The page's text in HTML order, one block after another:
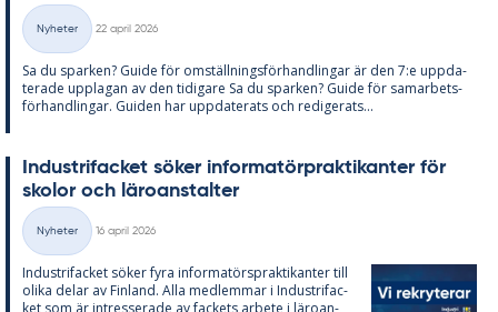
Kategorier
Nyheter
22 april 2026
Sa du spar­ken? Guide för om­ställ­nings­för­hand­ling­ar är den 7:e upp­da­
te­ra­de upp­la­gan av den ti­di­ga­re Sa du spar­ken? Guide för sam­ar­bets­
för­hand­ling­ar. Gui­den har upp­da­te­ra­ts och re­di­ge­ra­ts...
In­du­stri­fac­ket sö­ker in­for­ma­törprak­ti­kan­ter för
sko­lor och läro­an­stal­ter
Kategorier
Nyheter
16 april 2026
In­du­stri­fac­ket sö­ker fyra in­for­ma­tör­sprak­ti­kan­ter till
oli­ka de­lar av Fin­land. Alla med­lem­mar i In­du­stri­fac­
ket som är in­tres­se­ra­de av fac­kets ar­bete i läro­an­